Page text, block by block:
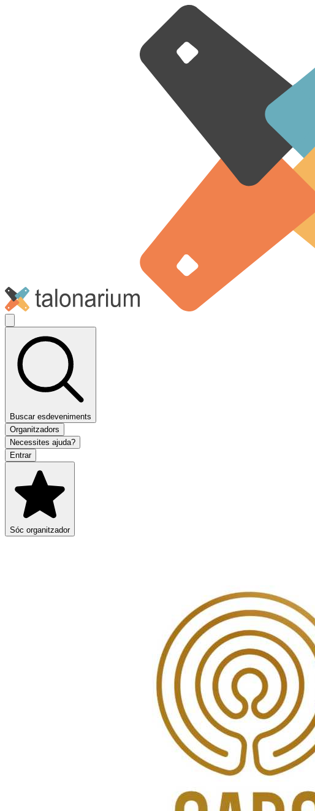
Buscar esdeveniments
Organitzadors
Necessites ajuda?
Entrar
Sóc organitzador